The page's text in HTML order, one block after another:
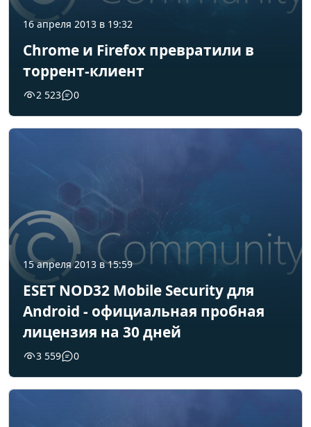
16 апреля 2013 в 19:32
Chrome и Firefox превратили в
торрент-клиент
2 523 0
15 апреля 2013 в 15:59
ESET NOD32 Mobile Security для
Android - официальная пробная
лицензия на 30 дней
3 559 0